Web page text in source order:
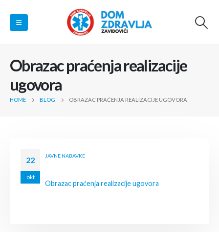
Obrazac praćenja realizacije
ugovora
HOME BLOG OBRAZAC PRAĆENJA REALIZACIJE UGOVORA
22
okt
JAVNE NABAVKE
Obrazac praćenja realizacije ugovora